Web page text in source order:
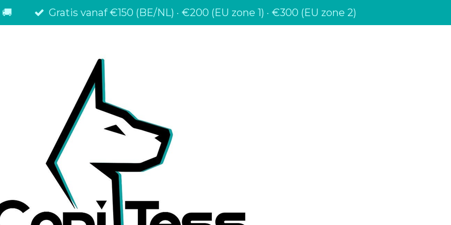
Gratis vanaf €150 (BE/NL) · €200 (EU zone 1) · €300 (EU zone 2)